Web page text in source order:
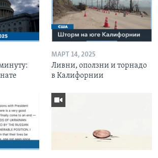
МАРТ 14, 2025
Ливни, оползни и торнадо
в Калифорнии